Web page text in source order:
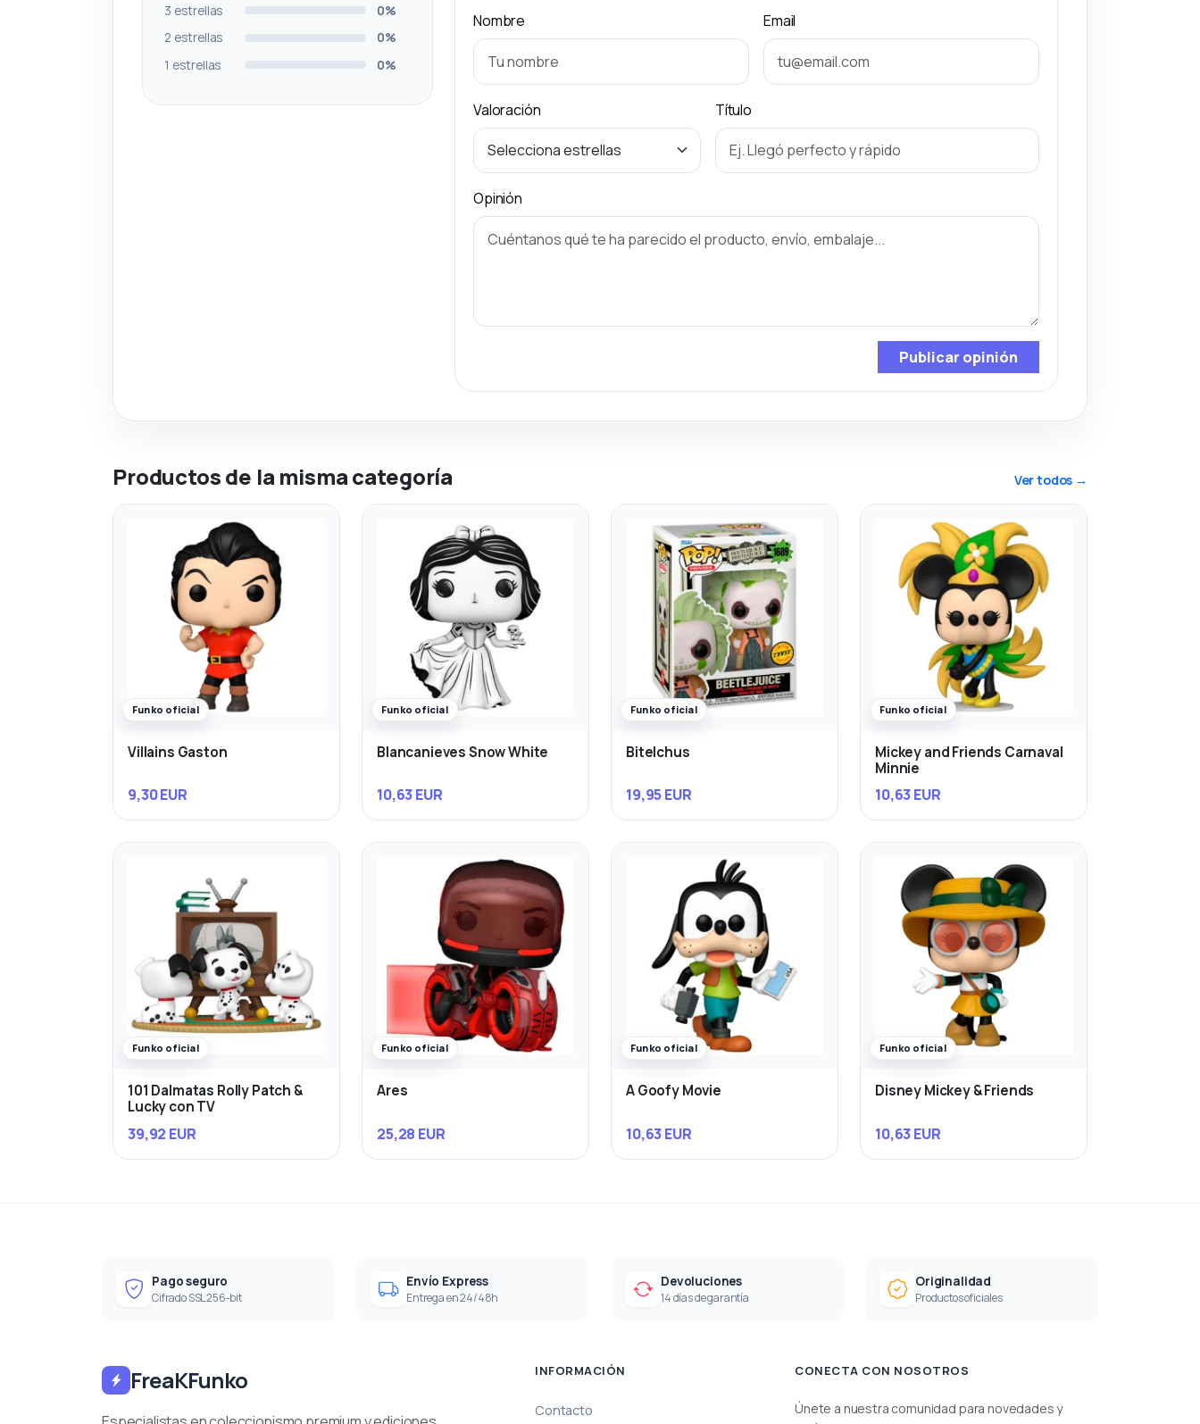
3 estrellas
0%
2 estrellas
0%
1 estrellas
0%
Nombre Email
Valoración Título
Opinión
Publicar opinión
Productos de la misma categoría Ver todos →
Funko oficial
Villains Gaston
9,30 EUR
Funko oficial
Blancanieves Snow White
10,63 EUR
Funko oficial
Bitelchus
19,95 EUR
Funko oficial
Mickey and Friends Carnaval
Minnie
10,63 EUR
Funko oficial
101 Dalmatas Rolly Patch &
Lucky con TV
39,92 EUR
Funko oficial
Ares
25,28 EUR
Funko oficial
A Goofy Movie
10,63 EUR
Funko oficial
Disney Mickey & Friends
10,63 EUR
Pago seguro
Cifrado SSL 256-bit
Envío Express
Entrega en 24/48h
Devoluciones
14 días de garantía
Originalidad
Productos oficiales
FreaKFunko INFORMACIÓN
Contacto
CONECTA CON NOSOTROS
Únete a nuestra comunidad para novedades y